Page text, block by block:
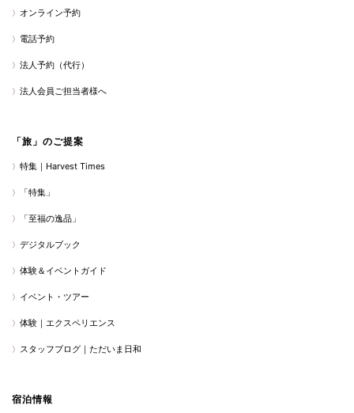
オンライン予約
電話予約
法人予約（代行）
法人会員ご担当者様へ
「旅」のご提案
特集｜Harvest Times
「特集」
「至福の逸品」
デジタルブック
体験＆イベントガイド
イベント・ツアー
体験｜エクスペリエンス
スタッフブログ｜ただいま日和
宿泊情報